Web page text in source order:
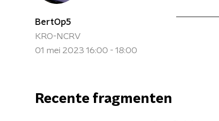
BertOp5
KRO-NCRV
01 mei 2023 16:00 - 18:00
Recente fragmenten